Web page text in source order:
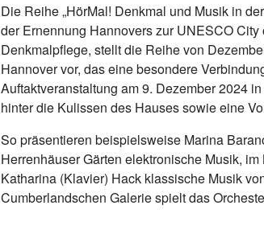
Die Reihe „HörMal! Denkmal und Musik in
der Ernennung Hannovers zur UNESCO
Denkmalpflege, stellt die Reihe von
Hannover vor, das eine besondere
Auftaktveranstaltung am 9. Dezember 2024
hinter die Kulissen des Hauses sowie eine
So präsentieren beispielsweise Marina
Herrenhäuser Gärten elektronische Musik,
Katharina (Klavier) Hack klassische Musik
Cumberlandschen Galerie spielt das